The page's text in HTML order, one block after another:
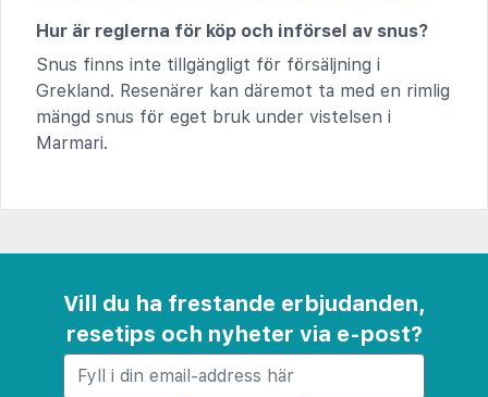
Hur är reglerna för köp och införsel av snus?
Snus finns inte tillgängligt för försäljning i
Grekland. Resenärer kan däremot ta med en rimlig
mängd snus för eget bruk under vistelsen i
Marmari.
Vill du ha frestande erbjudanden,
resetips och nyheter via e-post?